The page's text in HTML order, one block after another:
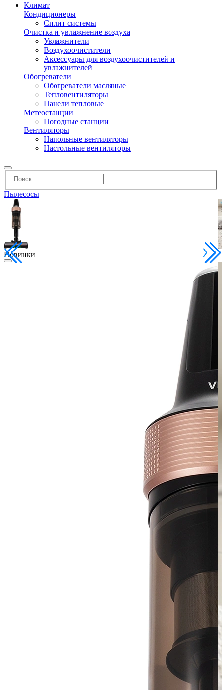
Климат
Кондиционеры
Сплит системы
Очистка и увлажнение воздуха
Увлажнители
Воздухоочистители
Аксессуары для воздухоочистителей и
увлажнителей
Обогреватели
Обогреватели масляные
Тепловентиляторы
Панели тепловые
Метеостанции
Погодные станции
Вентиляторы
Напольные вентиляторы
Настольные вентиляторы
Пылесосы
Новинки